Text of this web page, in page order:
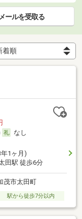
ールを受取る
なし
1ヶ月)
田駅 徒歩6分
茂市太田町
駅から徒歩7分以内